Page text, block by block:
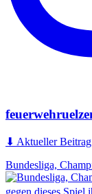
⬇ Aktueller
Bundesliga,